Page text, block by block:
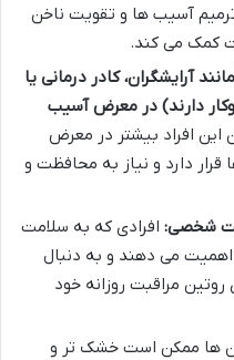
آسیب ها و تقویت ناخن
کمک می کند.
آرایشگران، کادر درمانی یا
دارند) در معرض آسیب
افراد بیشتر در معرض
دارد و نیاز به محافظت و
شخصی: افرادی که به سلامت
می دهند و به دنبال
مراقبت روزانه خود
ها ممکن است خشک تر و